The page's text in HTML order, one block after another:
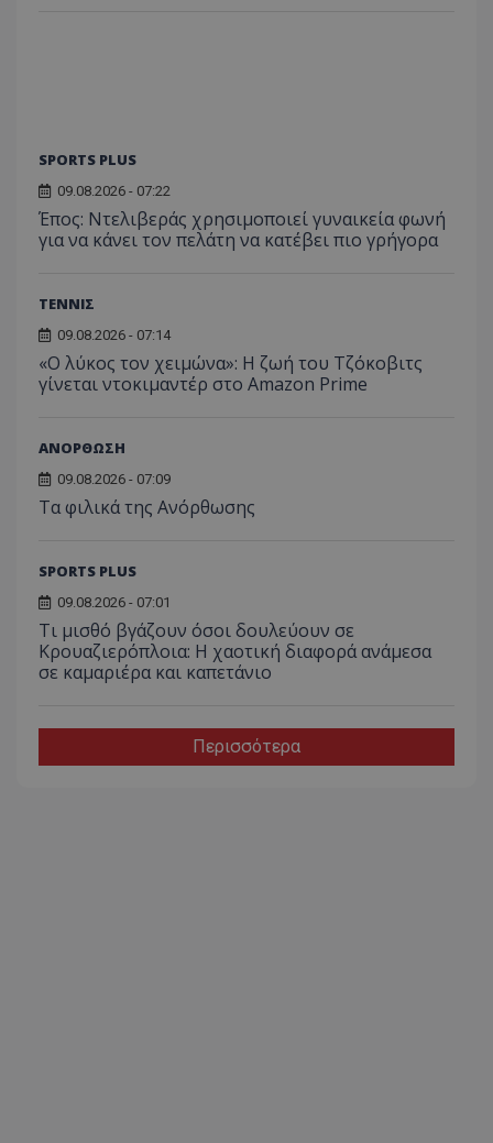
SPORTS PLUS
09.08.2026 - 07:22
Έπος: Ντελιβεράς χρησιμοποιεί γυναικεία φωνή
για να κάνει τον πελάτη να κατέβει πιο γρήγορα
ΤΕΝΝΙΣ
09.08.2026 - 07:14
«Ο λύκος τον χειμώνα»: Η ζωή του Τζόκοβιτς
γίνεται ντοκιμαντέρ στο Amazon Prime
ΑΝΟΡΘΩΣΗ
09.08.2026 - 07:09
Τα φιλικά της Ανόρθωσης
SPORTS PLUS
09.08.2026 - 07:01
Τι μισθό βγάζουν όσοι δουλεύουν σε
Κρουαζιερόπλοια: Η χαοτική διαφορά ανάμεσα
σε καμαριέρα και καπετάνιο
Περισσότερα